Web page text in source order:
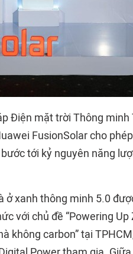
Điện mặt trời Thông minh
FusionSolar cho
tới kỷ nguyên năng
ở xanh thông minh 5.0
với chủ đề “Powering
không carbon” tại